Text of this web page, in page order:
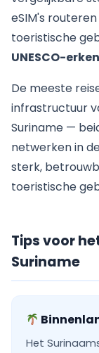
eSIM's
toeristische
UNESCO-
De meeste
infrastructuur
Suriname —
netwerken in
sterk,
toeristische
Tips voor
Suriname
Het